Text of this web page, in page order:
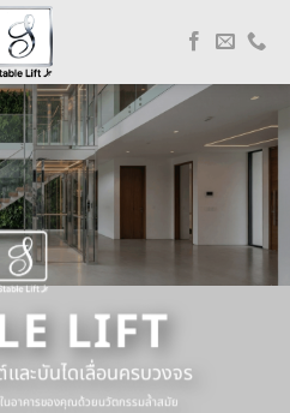
LIFT
ละบันไดเลื่อนครบวงจร
ในอาคารของคุณด้วยนวัตกรรมล้ำสมัย